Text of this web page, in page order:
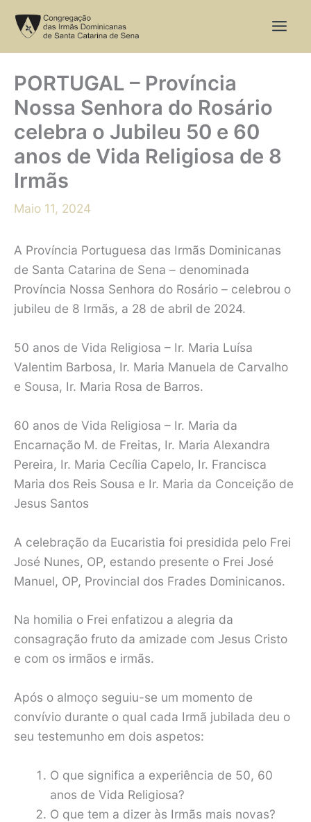
PORTUGAL – Província
Nossa Senhora do Rosário
celebra o Jubileu 50 e 60
anos de Vida Religiosa de 8
Irmãs
Maio 11, 2024
A Província Portuguesa das Irmãs Dominicanas
de Santa Catarina de Sena – denominada
Província Nossa Senhora do Rosário – celebrou o
jubileu de 8 Irmãs, a 28 de abril de 2024.
50 anos de Vida Religiosa – Ir. Maria Luísa
Valentim Barbosa, Ir. Maria Manuela de Carvalho
e Sousa, Ir. Maria Rosa de Barros.
60 anos de Vida Religiosa – Ir. Maria da
Encarnação M. de Freitas, Ir. Maria Alexandra
Pereira, Ir. Maria Cecília Capelo, Ir. Francisca
Maria dos Reis Sousa e Ir. Maria da Conceição de
Jesus Santos
A celebração da Eucaristia foi presidida pelo Frei
José Nunes, OP, estando presente o Frei José
Manuel, OP, Provincial dos Frades Dominicanos.
Na homilia o Frei enfatizou a alegria da
consagração fruto da amizade com Jesus Cristo
e com os irmãos e irmãs.
Após o almoço seguiu-se um momento de
convívio durante o qual cada Irmã jubilada deu o
seu testemunho em dois aspetos:
O que significa a experiência de 50, 60
anos de Vida Religiosa?
O que tem a dizer às Irmãs mais novas?